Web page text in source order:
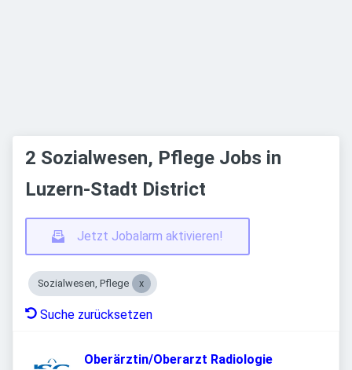
2 Sozialwesen, Pflege Jobs in
Luzern-Stadt District
Jetzt Jobalarm aktivieren!
Sozialwesen, Pflege
Suche zurücksetzen
Oberärztin/Oberarzt Radiologie